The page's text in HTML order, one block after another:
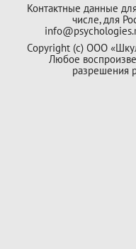
Контактные данные
числе, для
Copyright (с) ООО
Любое
разрешения